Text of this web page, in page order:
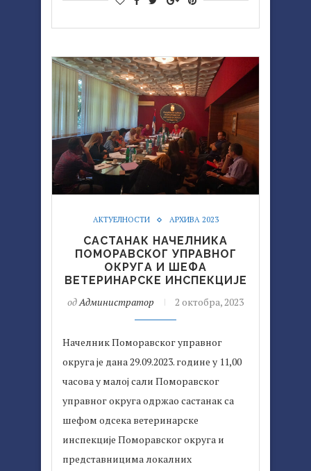
АКТУЕЛНОСТИ АРХИВА 2023
САСТАНАК НАЧЕЛНИКА
ПОМОРАВСКОГ УПРАВНОГ
ОКРУГА И ШЕФА
ВЕТЕРИНАРСКЕ ИНСПЕКЦИЈЕ
одАдминистратор 2 октобра, 2023
Начелник Поморавског управног
округа је дана 29.09.2023. године у 11,00
часова у малој сали Поморавског
управног округа одржао састанак са
шефом одсека ветеринарске
инспекције Поморавског округа и
представницима локалних